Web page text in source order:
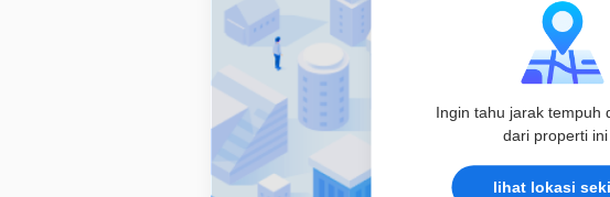
Ingin tahu jarak tempuh
dari properti
lihat lokasi